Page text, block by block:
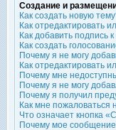
Создание и
Как создать новую
Как отредактировать
Как добавить подпись
Как создать
Почему я не могу
Как отредактировать
Почему мне
Почему я не могу
Почему я получил
Как мне
Что означает кнопка
Почему мое